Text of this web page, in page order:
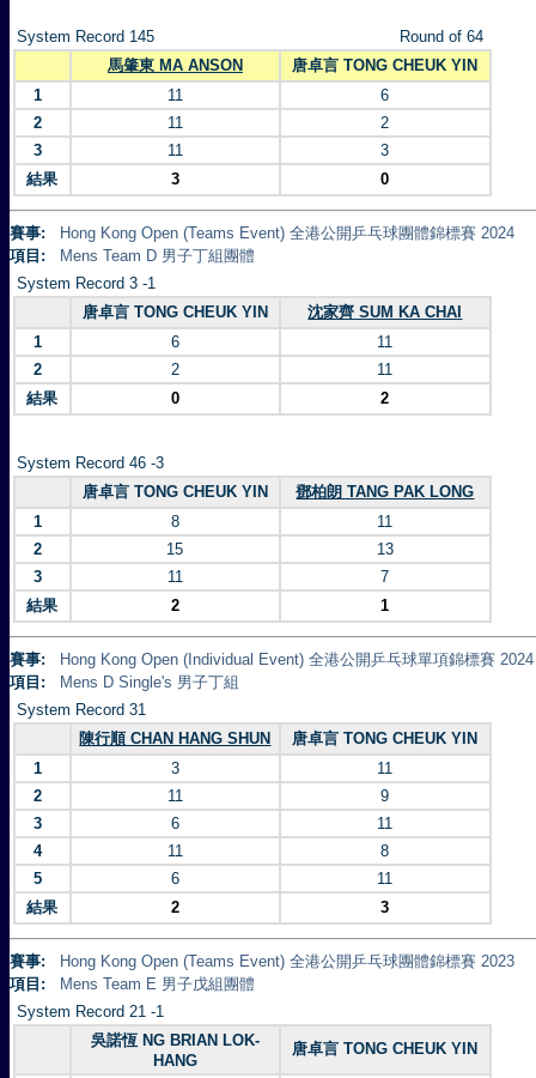
System Record 145
Round of 64
馬肇東 MA ANSON
唐卓言 TONG CHEUK YIN
1
11
6
2
11
2
3
11
3
結果
3 0
賽事:
Hong Kong Open (Teams Event) 全港公開乒乓球團體錦標賽 2024
項目:
Mens Team D 男子丁組團體
System Record 3 -1
唐卓言 TONG CHEUK YIN
沈家齊 SUM KA CHAI
1
6
11
2
2
11
結果
0 2
System Record 46 -3
唐卓言 TONG CHEUK YIN
鄧柏朗 TANG PAK LONG
1
8
11
2
15
13
3
11
7
結果
2 1
賽事:
Hong Kong Open (Individual Event) 全港公開乒乓球單項錦標賽 2024
項目:
Mens D Single's 男子丁組
System Record 31
陳行順 CHAN HANG SHUN
唐卓言 TONG CHEUK YIN
1
3
11
2
11
9
3
6
11
4
11
8
5
6
11
結果
2 3
賽事:
Hong Kong Open (Teams Event) 全港公開乒乓球團體錦標賽 2023
項目:
Mens Team E 男子戊組團體
System Record 21 -1
吳諾恆 NG BRIAN LOK-
HANG
唐卓言 TONG CHEUK YIN